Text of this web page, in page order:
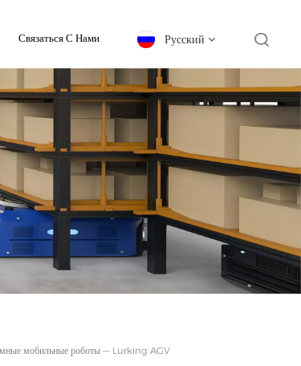
Связаться С Нами Русский
English
español
日本語
한국의
Deutsch
português
мобильные роботы — Lurking AGV